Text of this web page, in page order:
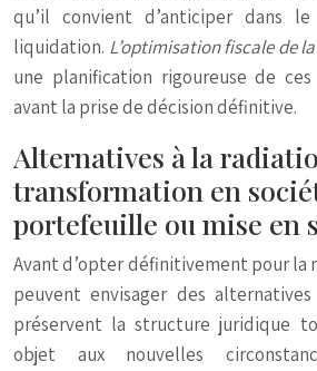
qu’il convient d’anticiper dans
liquidation. L’optimisation fiscale de
une planification rigoureuse de
avant la prise de décision définitive.
Alternatives à la
transformation en
portefeuille ou mise en
Avant d’opter définitivement pour la
peuvent envisager des
préservent la structure juridique
objet aux nouvelles